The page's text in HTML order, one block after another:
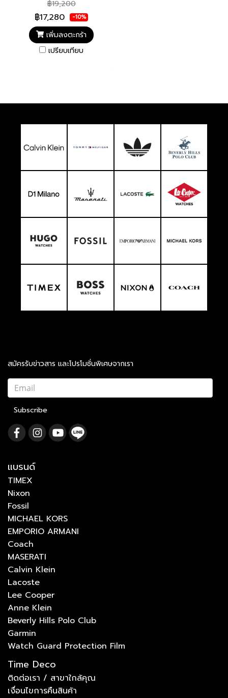
฿19,200
฿17,280 -10%
เพิ่มลงตะกร้า
เปรียบเทียบ
สมัครรับข่าวสาร และโปรโมชั่นพิเศษจากเรา
Subscribe
แบรนด์
TIMEX
Nixon
Fossil
MICHAEL KORS
EMPORIO ARMANI
Coach
MASERATI
Calvin Klein
Lacoste
Lee Cooper
Anne Klein
Beverly Hills Polo Club
Garmin
Watch Guard Protection Film
Time Deco
ติดต่อเรา / สาขาใกล้คุณ
เงื่อนไขการคืนสินค้า